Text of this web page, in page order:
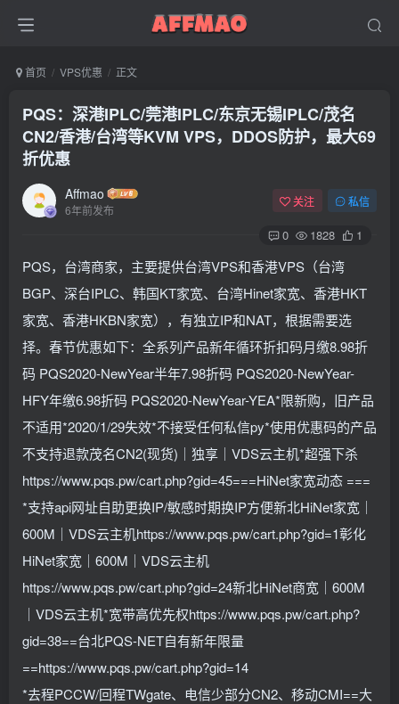
首页 VPS优惠 正文
PQS：深港IPLC/莞港IPLC/东京无锡IPLC/茂名
CN2/香港/台湾等KVM VPS，DDOS防护，最大69
折优惠
Affmao
6年前发布
关注 私信
0 1828 1
PQS，台湾商家，主要提供台湾VPS和香港VPS（台湾
BGP、深台IPLC、韩国KT家宽、台湾Hinet家宽、香港HKT
家宽、香港HKBN家宽），有独立IP和NAT，根据需要选
择。春节优惠如下：全系列产品新年循环折扣码月缴8.98折
码 PQS2020-NewYear半年7.98折码 PQS2020-NewYear-
HFY年缴6.98折码 PQS2020-NewYear-YEA*限新购，旧产品
不适用*2020/1/29失效*不接受任何私信py*使用优惠码的产品
不支持退款茂名CN2(现货)｜独享｜VDS云主机*超强下杀
https://www.pqs.pw/cart.php?gid=45===HiNet家宽动态 ===
*支持api网址自助更换IP/敏感时期换IP方便新北HiNet家宽｜
600M｜VDS云主机https://www.pqs.pw/cart.php?gid=1彰化
HiNet家宽｜600M｜VDS云主机
https://www.pqs.pw/cart.php?gid=24新北HiNet商宽｜600M
｜VDS云主机*宽带高优先权https://www.pqs.pw/cart.php?
gid=38==台北PQS-NET自有新年限量
==https://www.pqs.pw/cart.php?gid=14
*去程PCCW/回程TWgate、电信少部分CN2、移动CMI==大